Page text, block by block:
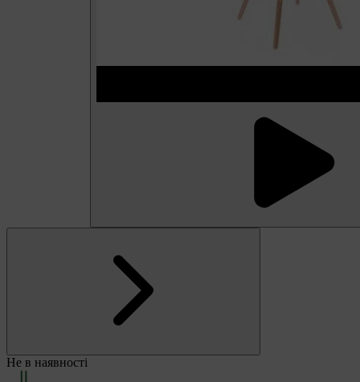
Не в наявності